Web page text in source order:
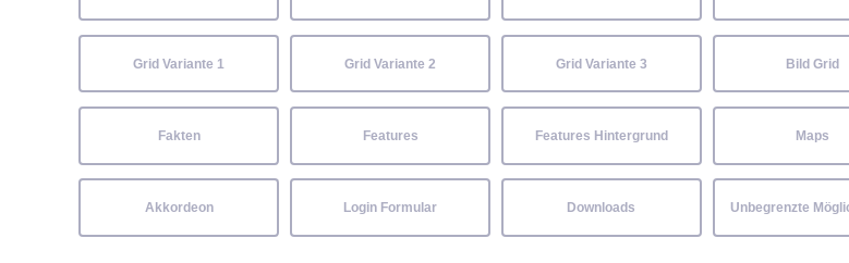
Grid Variante 1 Grid Variante 2 Grid Variante 3 Bild Grid
Fakten Features Features Hintergrund Maps
Akkordeon Login Formular Downloads